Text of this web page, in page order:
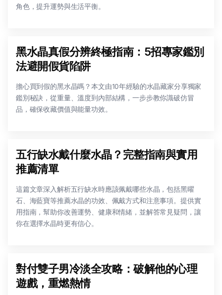
角色，提升運勢與生活平衡。
黑水晶真假分辨終極指南：5招專家鑑別
法避開假貨陷阱
擔心買到假的黑水晶嗎？本文由10年經驗的水晶藏家分享獨家
鑑別秘訣，從重量、溫度到內部結構，一步步教你識破仿冒
品，確保收藏價值與能量功效。
五行缺水戴什麼水晶？完整指南與實用
推薦清單
這篇文章深入解析五行缺水時應該佩戴哪些水晶，包括黑曜
石、海藍寶等推薦水晶的功效、佩戴方式和注意事項。提供實
用指南，幫助你改善運勢、健康和情緒，並解答常見疑問，讓
你在選擇水晶時更有信心。
對付雙子男冷淡全攻略：破解他的心理
遊戲，重燃熱情